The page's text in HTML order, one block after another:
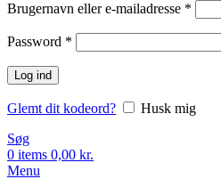
Brugernavn eller e-mailadresse *
Password *
Log ind
Glemt dit kodeord?
Husk mig
Søg
0 items 0,00 kr.
Menu